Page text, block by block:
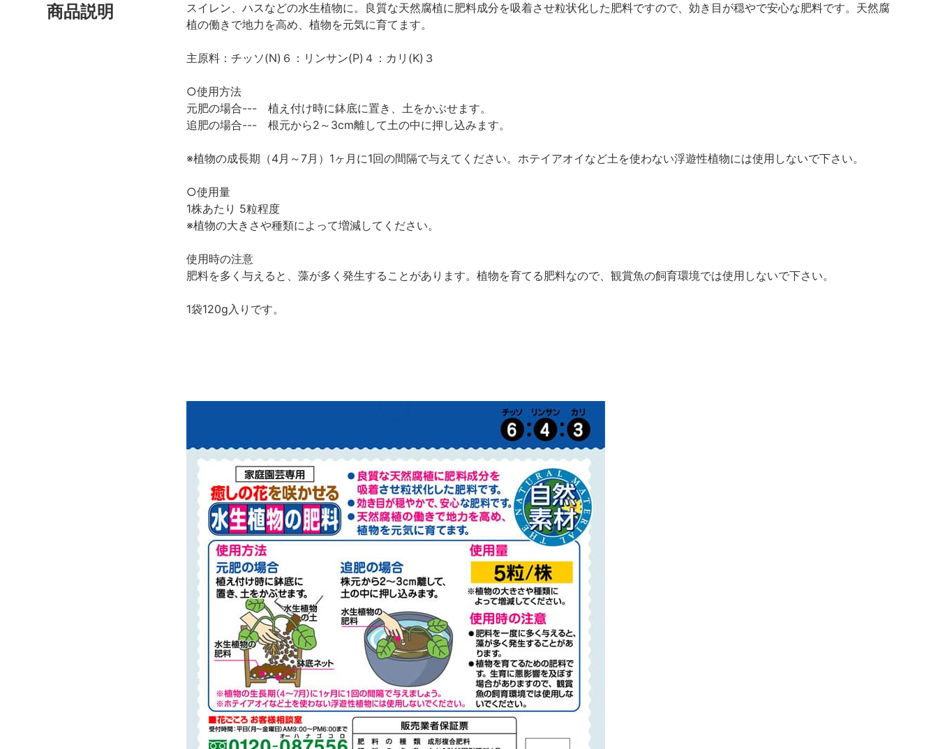
商品説明
スイレン、ハスなどの水生植物に。良質な天然腐植に肥料成分を吸着させ粒状化した肥料ですので、効き目が穏やで安心な肥料です。天然腐
植の働きで地力を高め、植物を元気に育てます。
主原料：チッソ(N)６：リンサン(P)４：カリ(K)３
○使用方法
元肥の場合--- 植え付け時に鉢底に置き、土をかぶせます。
追肥の場合--- 根元から2～3cm離して土の中に押し込みます。
※植物の成長期（4月～7月）1ヶ月に1回の間隔で与えてください。ホテイアオイなど土を使わない浮遊性植物には使用しないで下さい。
○使用量
1株あたり 5粒程度
※植物の大きさや種類によって増減してください。
使用時の注意
肥料を多く与えると、藻が多く発生することがあります。植物を育てる肥料なので、観賞魚の飼育環境では使用しないで下さい。
1袋120g入りです。